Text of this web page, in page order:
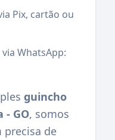
Pix, cartão ou
WhatsApp:
guincho
- GO, somos
precisa de